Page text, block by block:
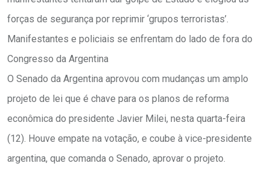
forças de segurança por reprimir ‘grupos terroristas’.
Manifestantes e policiais se enfrentam do lado de fora do
Congresso da Argentina
O Senado da Argentina aprovou com mudanças um amplo
projeto de lei que é chave para os planos de reforma
econômica do presidente Javier Milei, nesta quarta-feira
(12). Houve empate na votação, e coube à vice-presidente
argentina, que comanda o Senado, aprovar o projeto.